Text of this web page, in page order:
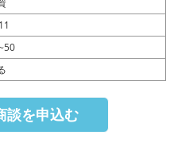
談を申込む